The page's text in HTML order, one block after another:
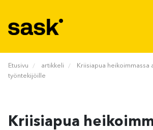
Etusivu artikkeli
Kriisiapua heikoimmassa
työntekijöille
Kriisiapua